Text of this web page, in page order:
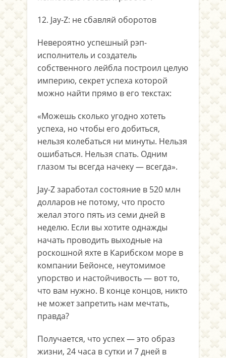
12. Jay-Z: не сбавляй оборотов
Невероятно успешный рэп-
исполнитель и создатель
собственного лейбла построил целую
империю, секрет успеха которой
можно найти прямо в его текстах:
«Можешь сколько угодно хотеть
успеха, но чтобы его добиться,
нельзя колебаться ни минуты. Нельзя
ошибаться. Нельзя спать. Одним
глазом ты всегда начеку — всегда».
Jay-Z заработал состояние в 520 млн
долларов не потому, что просто
желал этого пять из семи дней в
неделю. Если вы хотите однажды
начать проводить выходные на
роскошной яхте в Карибском море в
компании Бейонсе, неутомимое
упорство и настойчивость — вот то,
что вам нужно. В конце концов, никто
не может запретить нам мечтать,
правда?
Получается, что успех — это образ
жизни, 24 часа в сутки и 7 дней в